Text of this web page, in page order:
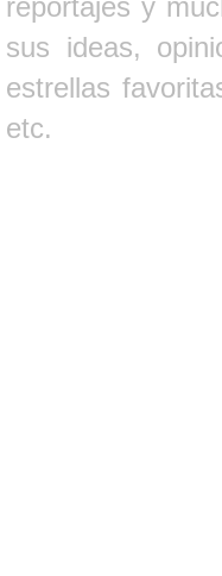
sus ideas,
estrellas
etc.